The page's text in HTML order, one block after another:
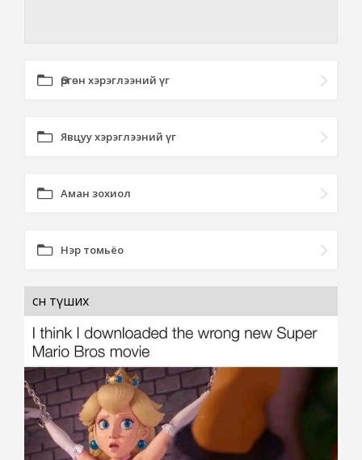
Өргөн хэрэглээний үг
Явцуу хэрэглээний үг
Аман зохиол
Нэр томьёо
сөн түших